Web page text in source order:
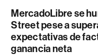
MercadoLibre se
Street pese a
expectativas de
ganancia neta